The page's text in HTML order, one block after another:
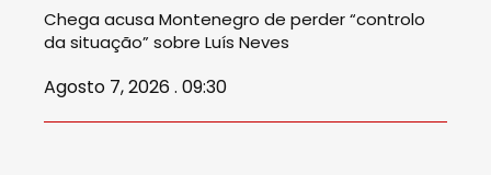
Chega acusa Montenegro de perder “controlo
da situação” sobre Luís Neves
Agosto 7, 2026 . 09:30